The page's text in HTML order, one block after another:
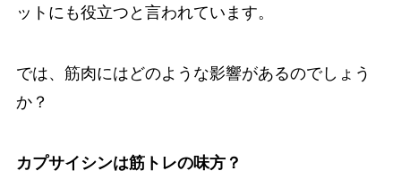
ットにも役立つと言われています。
では、筋肉にはどのような影響があるのでしょう
か？
カプサイシンは筋トレの味方？